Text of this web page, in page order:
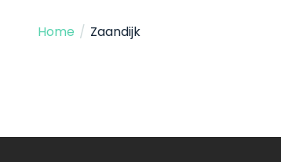
Home / Zaandijk